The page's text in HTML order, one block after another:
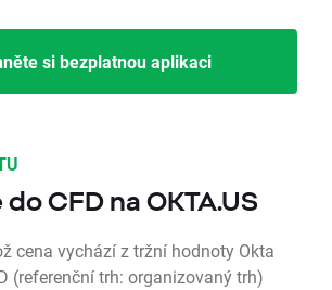
si bezplatnou aplikaci
CFD na OKTA.US
cena vychází z tržní hodnoty Okta
(referenční trh: organizovaný trh)